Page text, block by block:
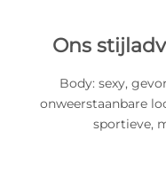
Ons
Body: sexy,
onweerstaanbare
sportieve,